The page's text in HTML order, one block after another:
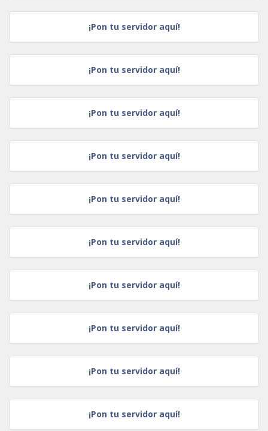
¡Pon tu servidor aquí!
¡Pon tu servidor aquí!
¡Pon tu servidor aquí!
¡Pon tu servidor aquí!
¡Pon tu servidor aquí!
¡Pon tu servidor aquí!
¡Pon tu servidor aquí!
¡Pon tu servidor aquí!
¡Pon tu servidor aquí!
¡Pon tu servidor aquí!